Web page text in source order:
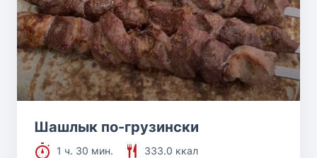
Шашлык по-грузински
1 ч. 30 мин.
333.0 ккал